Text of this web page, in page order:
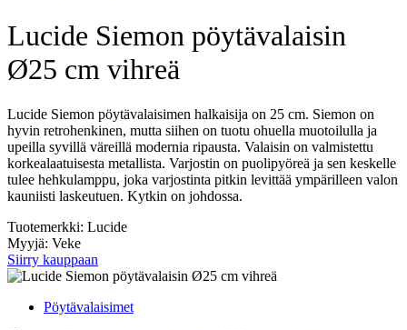
Lucide Siemon pöytävalaisin
Ø25 cm vihreä
Lucide Siemon pöytävalaisimen halkaisija on 25 cm. Siemon on
hyvin retrohenkinen, mutta siihen on tuotu ohuella muotoilulla ja
upeilla syvillä väreillä modernia ripausta. Valaisin on valmistettu
korkealaatuisesta metallista. Varjostin on puolipyöreä ja sen keskelle
tulee hehkulamppu, joka varjostinta pitkin levittää ympärilleen valon
kauniisti laskeutuen. Kytkin on johdossa.
Tuotemerkki: Lucide
Myyjä: Veke
Siirry kauppaan
Pöytävalaisimet